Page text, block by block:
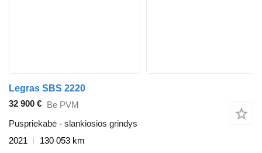
Legras SBS 2220
32 900 € Be PVM
Puspriekabė - slankiosios grindys
2021
130 053 km